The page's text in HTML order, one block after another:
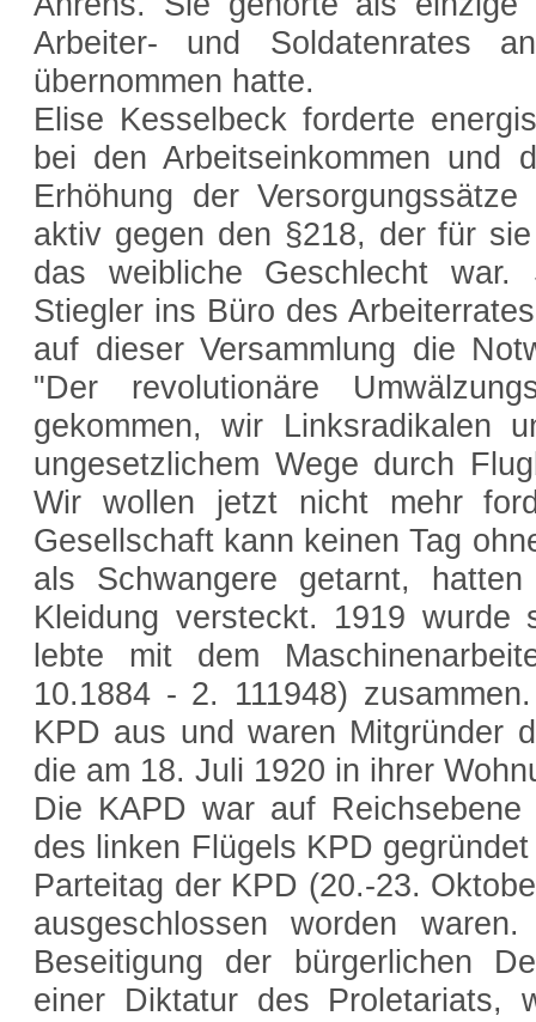
Arbeiter- und Soldatenrates
übernommen hatte.
Elise Kesselbeck forderte
bei den Arbeitseinkommen und
Erhöhung der
aktiv gegen den §218, der für
das weibliche Geschlecht
Stiegler ins Büro des
auf dieser Versammlung die
"Der revolutionäre
gekommen, wir Linksradikalen
ungesetzlichem Wege durch
Wir wollen jetzt nicht mehr
Gesellschaft kann keinen Tag
als Schwangere getarnt,
Kleidung versteckt. 1919 wurde
lebte mit dem
10.1884 - 2. 111948)
KPD aus und waren Mitgründer
die am 18. Juli 1920 in ihrer
Die KAPD war auf
des linken Flügels KPD
Parteitag der KPD (20.-23.
ausgeschlossen worden
Beseitigung der bürgerlichen
einer Diktatur des Proletariats,